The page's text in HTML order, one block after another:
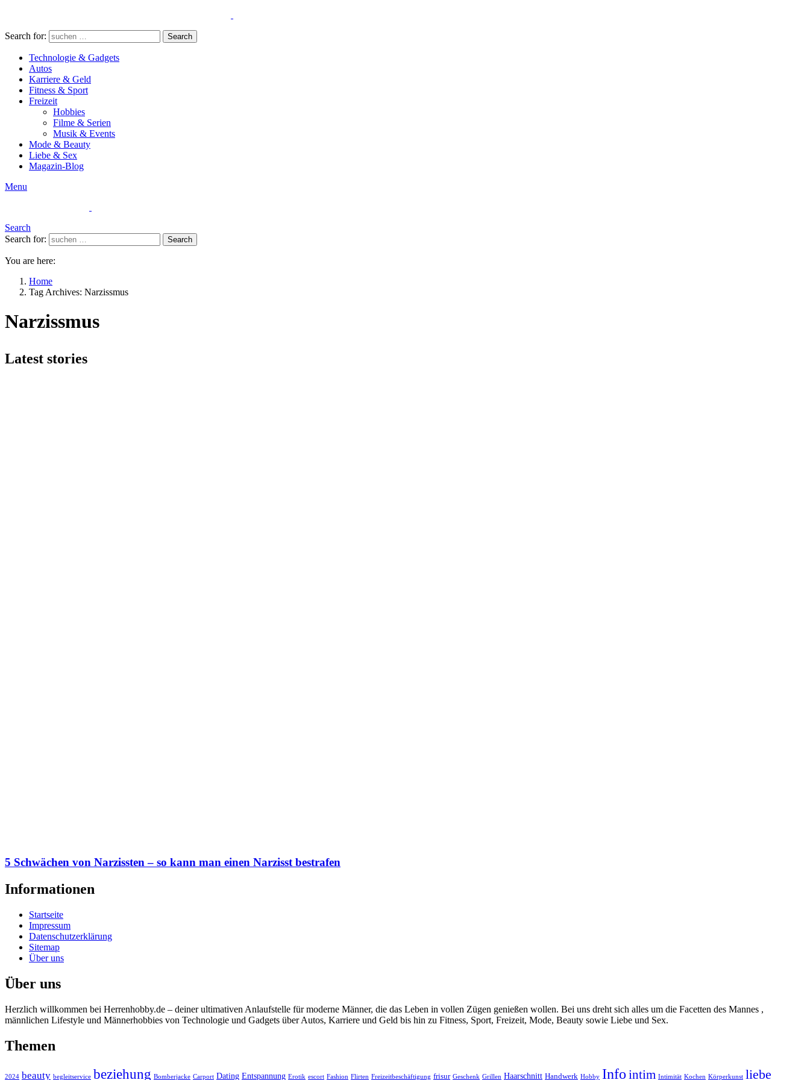
Search for: Search
Technologie & Gadgets
Autos
Karriere & Geld
Fitness & Sport
Freizeit
Hobbies
Filme & Serien
Musik & Events
Mode & Beauty
Liebe & Sex
Magazin-Blog
Menu
Search
Search for:
Search
You are here:
Home
Tag Archives: Narzissmus
Narzissmus
Latest stories
5 Schwächen von Narzissten – so kann man einen Narzisst bestrafen
Informationen
Startseite
Impressum
Datenschutzerklärung
Sitemap
Über uns
Über uns
Herzlich willkommen bei Herrenhobby.de – deiner ultimativen Anlaufstelle für moderne Männer, die das Leben in vollen Zügen genießen wollen. Bei uns dreht sich alles um die Facetten des Mannes ,
männlichen Lifestyle und Männerhobbies von Technologie und Gadgets über Autos, Karriere und Geld bis hin zu Fitness, Sport, Freizeit, Mode, Beauty sowie Liebe und Sex.
Themen
2024 beauty begleitservice beziehung Bomberjacke Carport Dating Entspannung Erotik escort Fashion Flirten Freizeitbeschäftigung frisur Geschenk Grillen Haarschnitt Handwerk Hobby Info intim Intimität Kochen Körperkunst liebe